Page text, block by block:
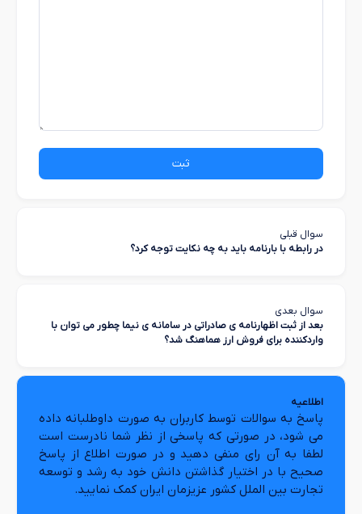
ثبت
سوال قبلی
در رابطه با بارنامه باید به چه نکایت توجه کرد؟
سوال بعدی
بعد از ثبت اظهارنامه ی صادراتی در سامانه ی نیما چطور می توان با
واردکننده برای فروش ارز هماهنگ شد؟
اطلاعیه
پاسخ به سوالات توسط کاربران به صورت داوطلبانه داده
می شود، در صورتی که پاسخی از نظر شما نادرست است
لطفا به آن رای منفی دهید و در صورت اطلاع از پاسخ
صحیح با در اختیار گذاشتن دانش خود به رشد و توسعه
تجارت بین الملل کشور عزیزمان ایران کمک نمایید.